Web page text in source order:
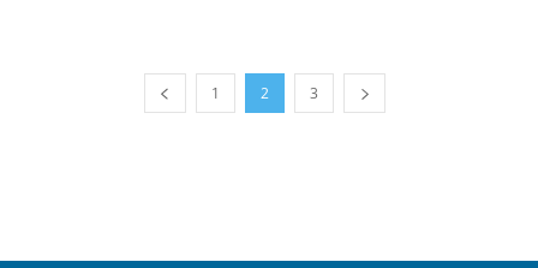
1 2 3